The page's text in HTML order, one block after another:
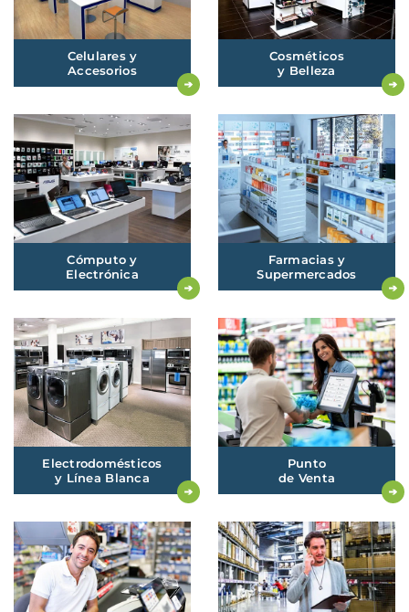
Celularesy
Accesorios
Cosméticos
y Belleza
Cómputoy
Electrónica
Farmaciasy
Supermercados
Electrodomésticos
y Línea Blanca
Punto
de Venta